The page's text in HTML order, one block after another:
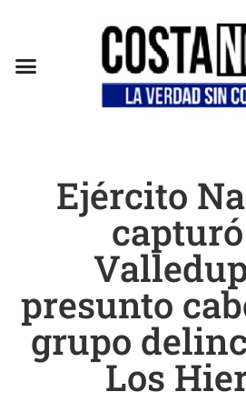
Ejército
presunto
grupo
Los